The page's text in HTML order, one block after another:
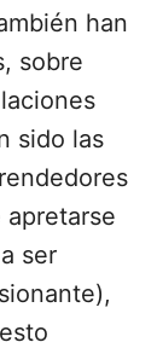
han
sobre
sido las
ser